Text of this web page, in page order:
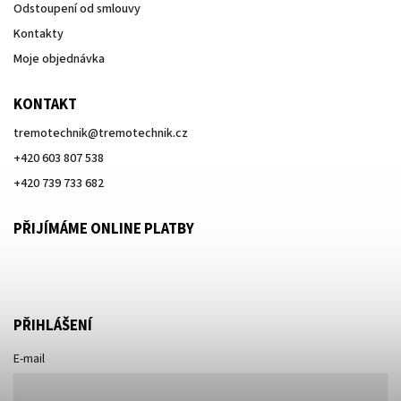
Odstoupení od smlouvy
Kontakty
Moje objednávka
KONTAKT
tremotechnik@tremotechnik.cz
+420 603 807 538
+420 739 733 682
PŘIJÍMÁME ONLINE PLATBY
PŘIHLÁŠENÍ
E-mail